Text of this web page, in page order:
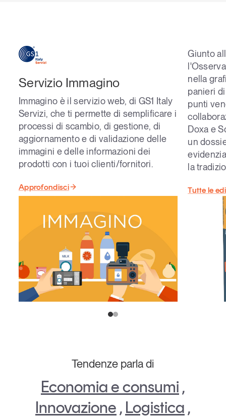
Servizio Immagino
Immagino è il servizio web, di GS1 Italy
Servizi, che ti permette di semplificare i
processi di scambio, di gestione, di
aggiornamento e di validazione delle
immagini e delle informazioni dei
prodotti con i tuoi clienti/fornitori.
Approfondisci
Giunto
l'
nella
panieri
punti
Doxa e
un
la
Tutte le
Tendenze parla di
Economia e consumi ,
Innovazione , Logistica ,